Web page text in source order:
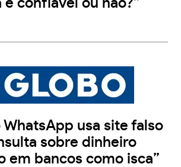
é confiável ou não?”
WhatsApp usa site falso
sobre dinheiro
em bancos como isca”